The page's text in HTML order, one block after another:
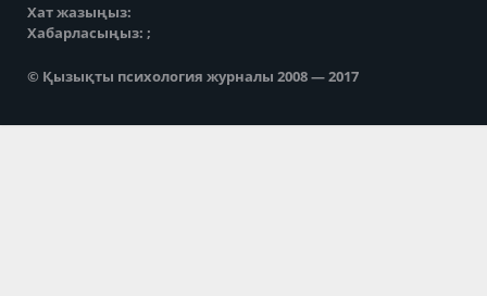
Хат жазыңыз:
Хабарласыңыз: ;
© Қызықты психология журналы 2008 — 2017